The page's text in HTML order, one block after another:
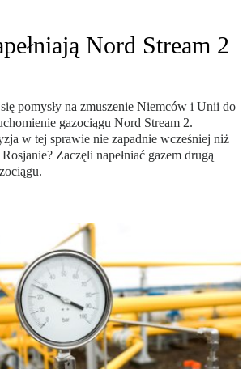
Nord Stream 2
pomysły na zmuszenie Niemców i Unii do
gazociągu Nord Stream 2.
w tej sprawie nie zapadnie wcześniej niż
Zaczęli napełniać gazem drugą